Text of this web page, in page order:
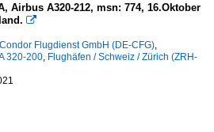
Airbus A320-212, msn: 774, 16.Oktober

Flugdienst GmbH (DE-CFG),
320-200, Flughäfen / Schweiz / Zürich (ZRH-